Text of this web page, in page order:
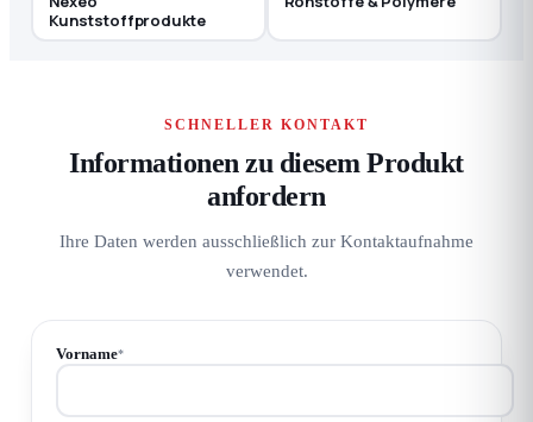
Kunststoffprodukte
SCHNELLER KONTAKT
Informationen zu diesem Produkt
anfordern
Ihre Daten werden ausschließlich zur Kontaktaufnahme
verwendet.
Vorname*